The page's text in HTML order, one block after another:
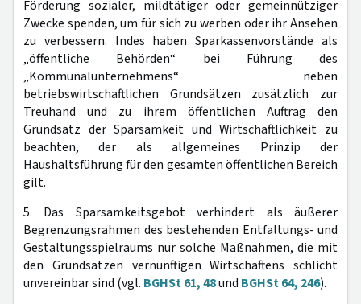
Förderung sozialer, mildtätiger oder gemeinnütziger
Zwecke spenden, um für sich zu werben oder ihr Ansehen
zu verbessern. Indes haben Sparkassenvorstände als
„öffentliche Behörden“ bei Führung des
„Kommunalunternehmens“ neben
betriebswirtschaftlichen Grundsätzen zusätzlich zur
Treuhand und zu ihrem öffentlichen Auftrag den
Grundsatz der Sparsamkeit und Wirtschaftlichkeit zu
beachten, der als allgemeines Prinzip der
Haushaltsführung für den gesamten öffentlichen Bereich
gilt.
5. Das Sparsamkeitsgebot verhindert als äußerer
Begrenzungsrahmen des bestehenden Entfaltungs- und
Gestaltungsspielraums nur solche Maßnahmen, die mit
den Grundsätzen vernünftigen Wirtschaftens schlicht
unvereinbar sind (vgl. BGHSt 61, 48und BGHSt 64, 246).